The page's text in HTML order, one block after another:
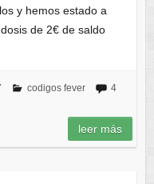
y hemos estado a
de 2€ de saldo
codigos fever
4
leer más